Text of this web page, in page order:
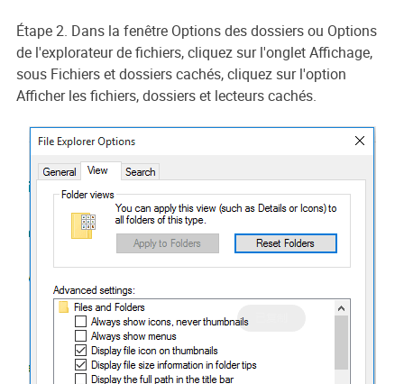
Étape 2. Dans la fenêtre Options des dossiers ou Options
de l'explorateur de fichiers, cliquez sur l'onglet Affichage,
sous Fichiers et dossiers cachés, cliquez sur l'option
Afficher les fichiers, dossiers et lecteurs cachés.